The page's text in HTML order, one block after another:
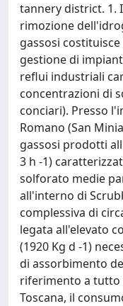
tannery district. 1.
rimozione
gassosi
gestione di
reflui industriali
concentrazioni di
conciari). Presso
Romano (San
gassosi prodotti
3 h -1)
solforato medie
all'interno di
complessiva di
legata all'elevato
(1920 Kg d -1)
di assorbimento
riferimento a tutto
Toscana, il